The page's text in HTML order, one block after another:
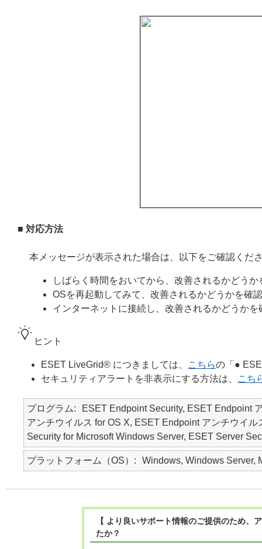
■ 対応方法
本メッセージが表示された場合は、以下をご確認くだ
しばらく時間をおいてから、改善されるかどうか
OSを再起動してみて、改善されるかどうかを確
インターネットに接続し、改善されるかどうかを
ヒント
ESET LiveGrid® につきましては、 こちらの「●
セキュリティアラートを非表示にする方法は、
こち
プログラム
ESET Endpoint Security, ESET Endpoint
アンチウイルス for OS X, ESET Endpoint アンチウイ
Security for Microsoft Windows Server, ESET Server
プラットフォーム（OS） Windows, Windows Server,
【 より良いサポート情報のご提供のため
たか？